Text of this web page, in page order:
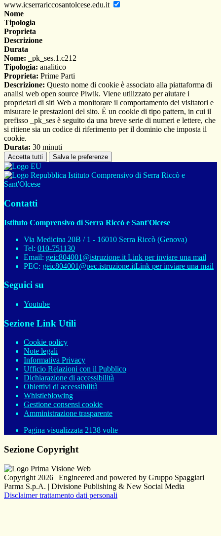
www.icserrariccosantolcese.edu.it
Nome
Tipologia
Proprieta
Descrizione
Durata
Nome: _pk_ses.1.c212
Tipologia: analitico
Proprieta: Prime Parti
Descrizione: Questo nome di cookie è associato alla piattaforma di
analisi web open source Piwik. Viene utilizzato per aiutare i
proprietari di siti Web a monitorare il comportamento dei visitatori e
misurare le prestazioni del sito. È un cookie di tipo pattern, in cui il
prefisso _pk_ses è seguito da una breve serie di numeri e lettere, che
si ritiene sia un codice di riferimento per il dominio che imposta il
cookie.
Durata: 30 minuti
Accetta tutti Salva le preferenze
Istituto Comprensivo di Serra Riccò e
Sant'Olcese
Contatti
Istituto Comprensivo di Serra Riccò e Sant'Olcese
Via Medicina 20B / 1 - 16010 Serra Riccò (Genova)
Tel: 010-751130
Email: geic804001@istruzione.it Link per inviare una mail
PEC: geic804001@pec.istruzione.itLink per inviare una mail
Seguici su
Youtube
Sezione Link Utili
Cookie policy
Note legali
Informativa Privacy
Ufficio Relazioni con il Pubblico
Dichiarazione di accessibilità
Obiettivi di accessibilità
Whistleblowing
Gestione consensi cookie
Amministrazione trasparente
Pagina visualizzata 2138 volte
Sezione Copyright
Copyright 2026 | Engineered and powered by Gruppo Spaggiari
Parma S.p.A. | Divisione Publishing & New Social Media
Disclaimer trattamento dati personali